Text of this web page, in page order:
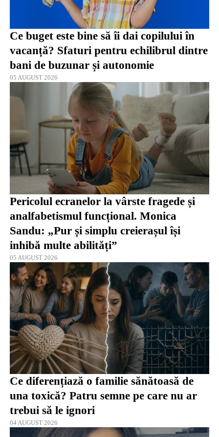
Ce buget este bine să îi dai copilului în
vacanță? Sfaturi pentru echilibrul dintre
bani de buzunar și autonomie
05 AUGUST 2026
Pericolul ecranelor la vârste fragede și
analfabetismul funcțional. Monica
Sandu: „Pur și simplu creierașul își
inhibă multe abilități”
05 AUGUST 2026
Ce diferențiază o familie sănătoasă de
una toxică? Patru semne pe care nu ar
trebui să le ignori
04 AUGUST 2026